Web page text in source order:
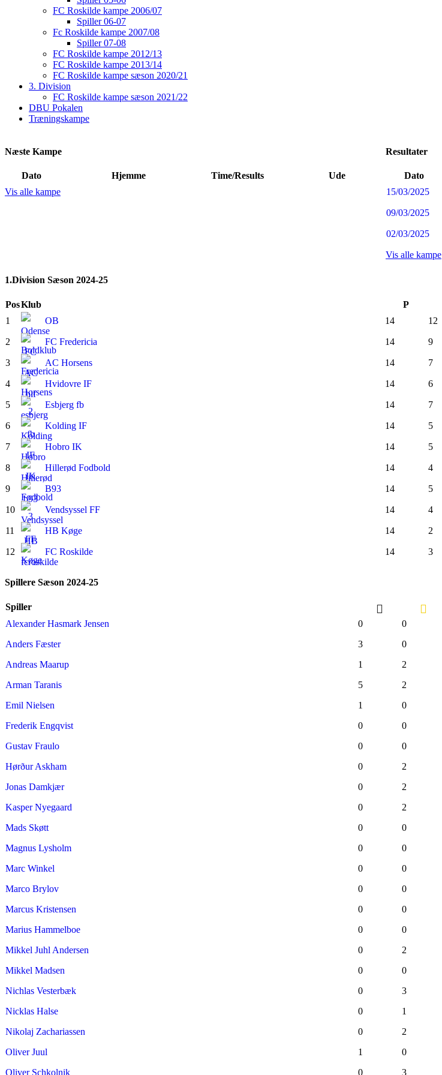
FC Roskilde kampe 2006/07
Spiller 06-07
Fc Roskilde kampe 2007/08
Spiller 07-08
FC Roskilde kampe 2012/13
FC Roskilde kampe 2013/14
FC Roskilde kampe sæson 2020/21
3. Division
FC Roskilde kampe sæson 2021/22
DBU Pokalen
Træningskampe
Resultater
Dato
15/03/2025
09/03/2025
02/03/2025
Vis alle kampe
Næste Kampe
Dato Hjemme Time/Results
Ude
Vis alle kampe
1.Division Sæson 2024-25
PosKlub P
1
OB 14 12
2 FC Fredericia 14 9
3 AC Horsens 14 7
4 Hvidovre IF 14 6
5 Esbjerg fb 14 7
6 Kolding IF 14 5
7 Hobro IK 14 5
8 Hillerød Fodbold 14 4
9 B93 14 5
10 Vendsyssel FF 14 4
11 HB Køge 14 2
12 FC Roskilde 14 3
Spillere Sæson 2024-25
Spiller
Alexander Hasmark Jensen
0 0
Anders Fæster
3 0
Andreas Maarup
1 2
Arman Taranis
5 2
Emil Nielsen
1 0
Frederik Engqvist
0 0
Gustav Fraulo
0 0
Hørður Askham
0 2
Jonas Damkjær
0 2
Kasper Nyegaard
0 2
Mads Skøtt
0 0
Magnus Lysholm
0 0
Marc Winkel
0 0
Marco Brylov
0 0
Marcus Kristensen
0 0
Marius Hammelboe
0 0
Mikkel Juhl Andersen
0 2
Mikkel Madsen
0 0
Nichlas Vesterbæk
0 3
Nicklas Halse
0 1
Nikolaj Zachariassen
0 2
Oliver Juul
1 0
Oliver Schkolnik
0 3